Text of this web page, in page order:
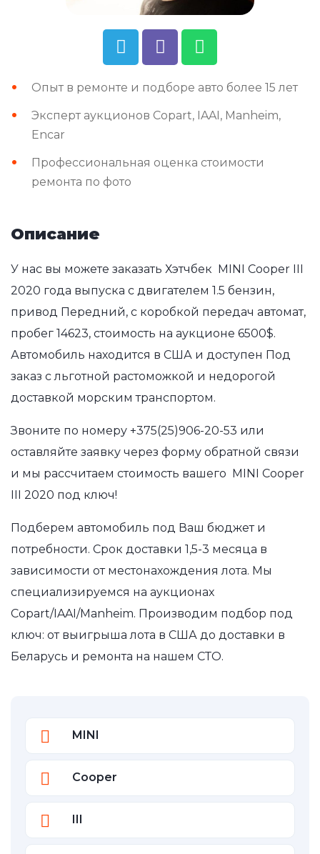
Опыт в ремонте и подборе авто более 15 лет
Эксперт аукционов Copart, IAAI, Manheim,
Encar
Профессиональная оценка стоимости
ремонта по фото
Описание
У нас вы можете заказать Хэтчбек MINI Cooper III
2020 года выпуска с двигателем 1.5 бензин,
привод Передний, с коробкой передач автомат,
пробег 14623, стоимость на аукционе 6500$.
Автомобиль находится в США и доступен Под
заказ с льготной растоможкой и недорогой
доставкой морским транспортом.
Звоните по номеру +375(25)906-20-53 или
оставляйте заявку через форму обратной связи
и мы рассчитаем стоимость вашего MINI Cooper
III 2020 под ключ!
Подберем автомобиль под Ваш бюджет и
потребности. Срок доставки 1,5-3 месяца в
зависимости от местонахождения лота. Мы
специализируемся на аукционах
Copart/IAAI/Manheim. Производим подбор под
ключ: от выигрыша лота в США до доставки в
Беларусь и ремонта на нашем СТО.
MINI
Cooper
III